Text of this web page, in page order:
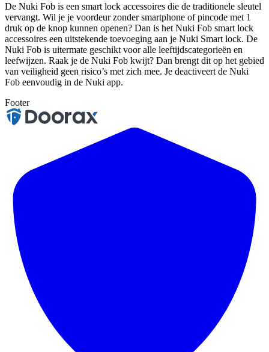
De Nuki Fob is een smart lock accessoires die de traditionele sleutel
vervangt. Wil je je voordeur zonder smartphone of pincode met 1
druk op de knop kunnen openen? Dan is het Nuki Fob smart lock
accessoires een uitstekende toevoeging aan je Nuki Smart lock. De
Nuki Fob is uitermate geschikt voor alle leeftijdscategorieën en
leefwijzen. Raak je de Nuki Fob kwijt? Dan brengt dit op het gebied
van veiligheid geen risico’s met zich mee. Je deactiveert de Nuki
Fob eenvoudig in de Nuki app.
Footer